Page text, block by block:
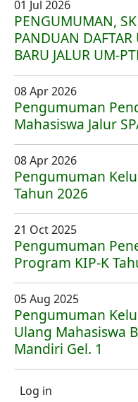
01 Jul 2026
PENGUMUMAN,
PANDUAN
BARU JALUR UM-
08 Apr 2026
Pengumuman
Mahasiswa Jalur
08 Apr 2026
Pengumuman
Tahun 2026
21 Oct 2025
Pengumuman
Program KIP-K
05 Aug 2025
Pengumuman
Ulang Mahasiswa
Mandiri Gel. 1
User account
Log in